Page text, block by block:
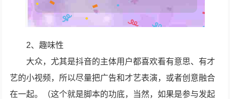
2、趣味性
大众，尤其是抖音的主体用户都喜欢看有意思、有才
艺的小视频，所以尽量把广告和才艺表演，或者创意融合
在一起。（这个就是脚本的功底，当然，如果是参与发起